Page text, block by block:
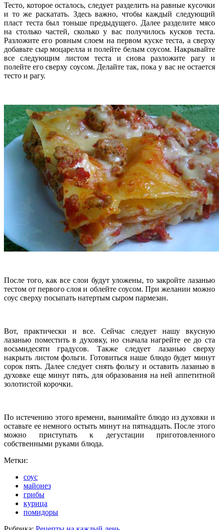
Тесто, которое осталось, следует разделить на равные кусочки
и то же раскатать. Здесь важно, чтобы каждый следующий
пласт теста был тоньше предыдущего. Далее разделите мясо
на столько частей, сколько у вас получилось кусков теста.
Разложите его ровным слоем на первом куске теста, а сверху
добавьте сыр моцарелла и полейте белым соусом. Накрывайте
все следующим листом теста и снова разложите рагу и
полейте его сверху соусом. Делайте так, пока у вас не остается
тесто и рагу.
После того, как все слои будут уложены, то закройте лазанью
тестом от первого слоя и облейте соусом. При желании можно
соус сверху посыпать натертым сыром пармезан.
Вот, практически и все. Сейчас следует нашу вкусную
лазанью поместить в духовку, но сначала нагрейте ее до ста
восьмидесяти градусов. Также следует лазанью сверху
накрыть листом фольги. Готовиться наше блюдо будет минут
сорок пять. Далее следует снять фольгу и оставить лазанью в
духовке еще минут пять, для образования на ней аппетитной
золотистой корочки.
По истечению этого времени, вынимайте блюдо из духовки и
оставьте ее немного остыть минут на пятнадцать. После этого
можно приступать к дегустации приготовленного
собственными руками блюда.
Метки:
соус
майонез
грибы
курица
помидоры